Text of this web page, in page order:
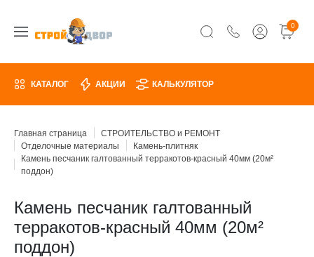
0
КАТАЛОГ АКЦИИ КАЛЬКУЛЯТОР
Главная страница
СТРОИТЕЛЬСТВО и РЕМОНТ
Отделочные материалы
Камень-плитняк
Камень песчаник галтованный терракотов-красный 40мм (20м²
поддон)
Камень песчаник галтованный
терракотов-красный 40мм (20м²
поддон)